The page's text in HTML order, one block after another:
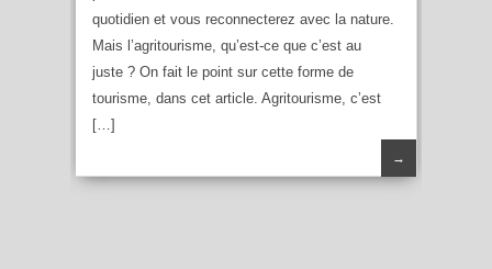
quotidien et vous reconnecterez avec la nature.
Mais l’agritourisme, qu’est-ce que c’est au
juste ? On fait le point sur cette forme de
tourisme, dans cet article. Agritourisme, c’est
[…]
→